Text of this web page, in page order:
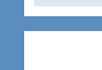
entradas